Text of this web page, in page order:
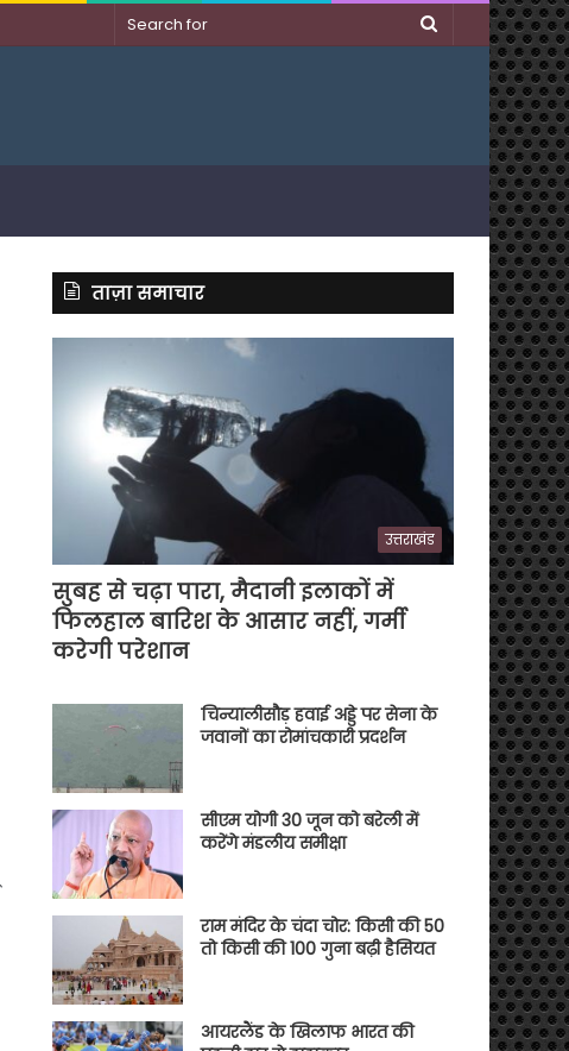
Search
ताज़ा समाचार
उत्तराखंड
सुबह से चढ़ा पारा, मैदानी इलाकों में
फिलहाल बारिश के आसार नहीं, गर्मी
करेगी परेशान
चिन्यालीसौड़ हवाई अड्डे पर सेना के
जवानों का रोमांचकारी प्रदर्शन
सीएम योगी 30 जून को बरेली में
करेंगे मंडलीय समीक्षा
राम मंदिर के चंदा चोर: किसी की 50
तो किसी की 100 गुना बढ़ी हैसियत
आयरलैंड के खिलाफ भारत की